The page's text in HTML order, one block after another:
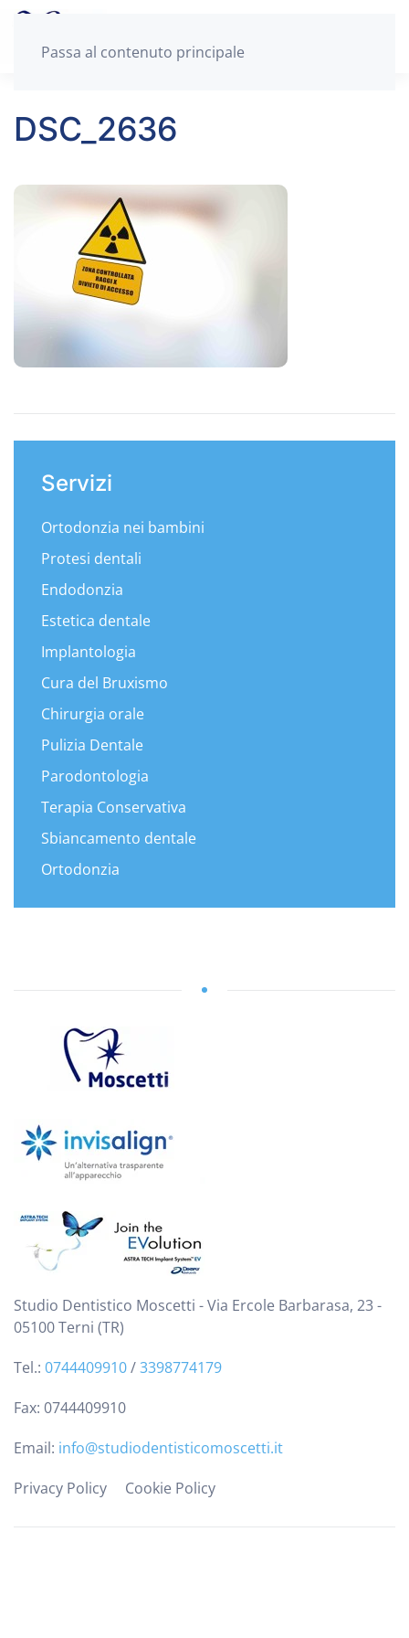
Passa al contenuto principale
DSC_2636
Servizi
Ortodonzia nei bambini
Protesi dentali
Endodonzia
Estetica dentale
Implantologia
Cura del Bruxismo
Chirurgia orale
Pulizia Dentale
Parodontologia
Terapia Conservativa
Sbiancamento dentale
Ortodonzia
Studio Dentistico Moscetti - Via Ercole Barbarasa, 23 -
05100 Terni (TR)
Tel.: 0744409910/3398774179
Fax: 0744409910
Email: info@studiodentisticomoscetti.it
Privacy Policy
Cookie Policy